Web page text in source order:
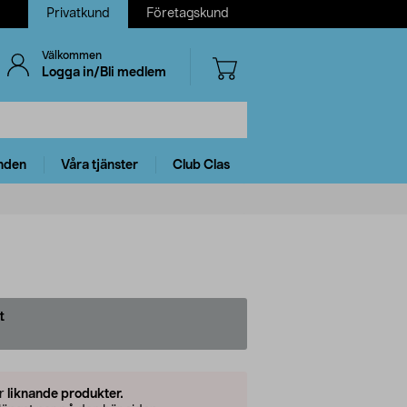
Privatkund Företagskund
Välkommen
Logga in/Bli medlem
Våra tjänster Club Clas
liknande produkter.